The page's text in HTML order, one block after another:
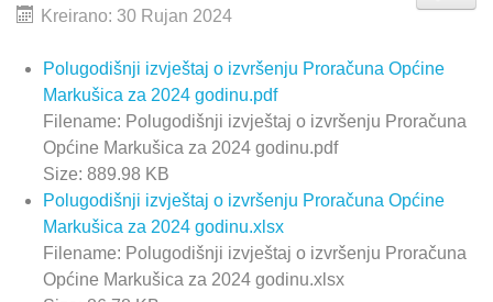
Kreirano: 30 Rujan 2024
Polugodišnji izvještaj o izvršenju Proračuna Općine
Markušica za 2024 godinu.pdf
Filename: Polugodišnji izvještaj o izvršenju Proračuna
Općine Markušica za 2024 godinu.pdf
Size: 889.98 KB
Polugodišnji izvještaj o izvršenju Proračuna Općine
Markušica za 2024 godinu.xlsx
Filename: Polugodišnji izvještaj o izvršenju Proračuna
Općine Markušica za 2024 godinu.xlsx